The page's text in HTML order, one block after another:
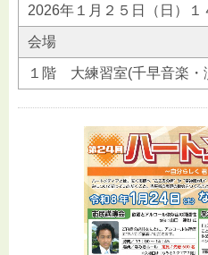
2026年１月２５日（日）１
会場
１階 大練習室(千早音楽・